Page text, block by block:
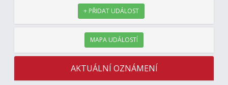
+ PŘIDAT UDÁLOST
MAPA UDÁLOSTÍ
AKTUÁLNÍ OZNÁMENÍ